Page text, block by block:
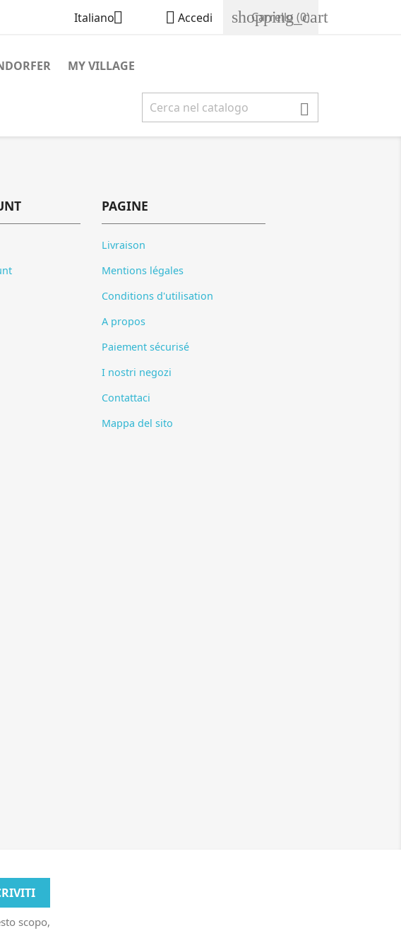
Italiano  Accedi shopping_cart
Carrello (0)
MY VILLAGE

PAGINE
Livraison
Mentions légales
Conditions d'utilisation
A propos
Paiement sécurisé
I nostri negozi
Contattaci
Mappa del sito
scopo,